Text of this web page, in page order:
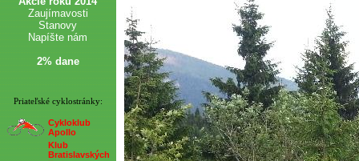
Zaujímavosti
Stanovy
Napíšte nám
2% dane
Priateľské cyklostránky:
Cykloklub
Apollo
Klub
Bratislavských